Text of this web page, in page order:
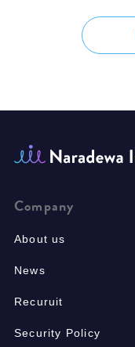
Company
About us
News
Recuruit
Security Policy